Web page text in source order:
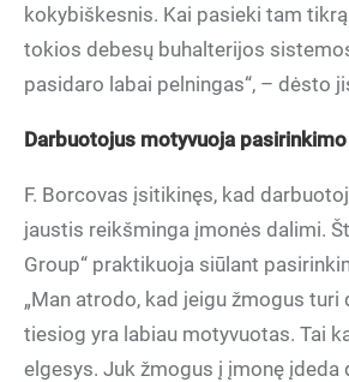
kokybiškesnis. Kai pasieki tam
tokios debesų buhalterijos
pasidaro labai pelningas“, – dėsto
Darbuotojus motyvuoja
F. Borcovas įsitikinęs, kad
jaustis reikšminga įmonės dalimi.
Group“ praktikuoja siūlant
„Man atrodo, kad jeigu žmogus turi
tiesiog yra labiau motyvuotas. Tai
elgesys. Juk žmogus į įmonę įdeda